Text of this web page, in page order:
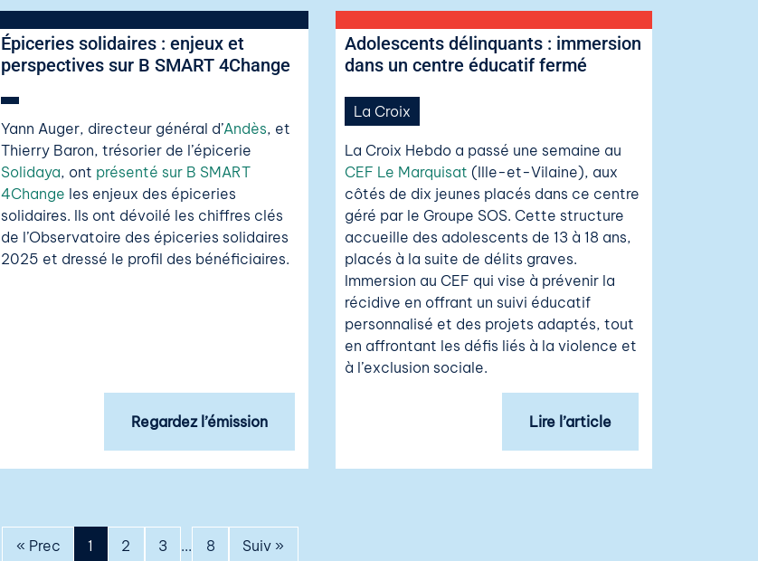
Épiceries solidaires : enjeux et
perspectives sur B SMART 4Change
Yann Auger, directeur général d’Andès, et
Thierry Baron, trésorier de l’épicerie
Solidaya, ont présenté sur B SMART
4Change les enjeux des épiceries
solidaires. Ils ont dévoilé les chiffres clés
de l’Observatoire des épiceries solidaires
2025 et dressé le profil des bénéficiaires.
Regardez l’émission
Adolescents délinquants : immersion
dans un centre éducatif fermé
La Croix
La Croix Hebdo a passé une semaine au
CEF Le Marquisat (Ille-et-Vilaine), aux
côtés de dix jeunes placés dans ce centre
géré par le Groupe SOS. Cette structure
accueille des adolescents de 13 à 18 ans,
placés à la suite de délits graves.
Immersion au CEF qui vise à prévenir la
récidive en offrant un suivi éducatif
personnalisé et des projets adaptés, tout
en affrontant les défis liés à la violence et
à l’exclusion sociale.
Lire l’article
« Prec 1 2 3 ... 8 Suiv »